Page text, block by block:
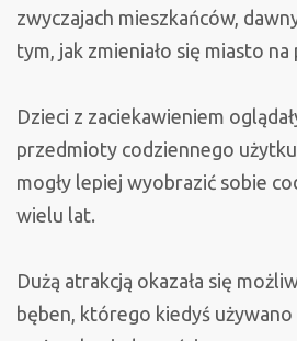
zwyczajach mieszkańców,
tym, jak zmieniało się miasto
Dzieci z zaciekawieniem
przedmioty codziennego
mogły lepiej wyobrazić sobie
wielu lat.
Dużą atrakcją okazała się
bęben, którego kiedyś używano